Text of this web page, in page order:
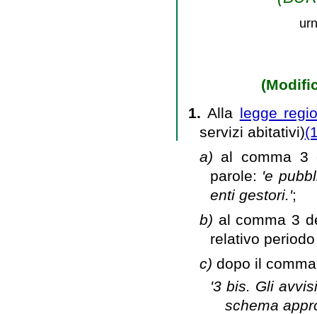
1.Alla legge
servizi abitativi)
a) al comma 3
parole: 'e
enti gestori.';
b) al comma 3
relativo
c) dopo il
'3 bis. Gli
schema